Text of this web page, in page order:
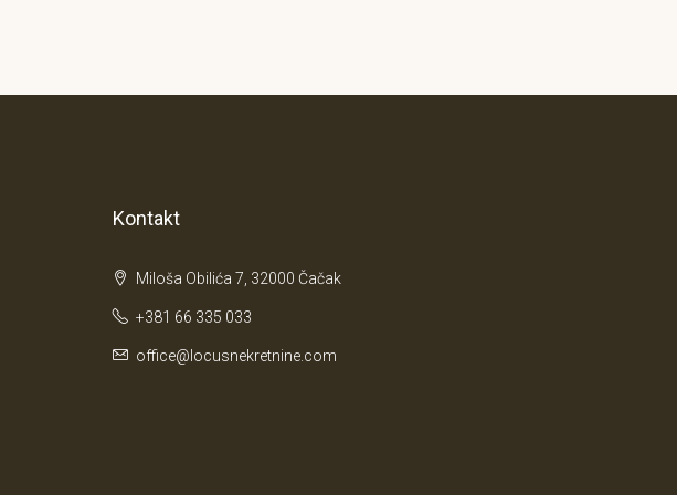
Kontakt
Miloša Obilića 7, 32000 Čačak
+381 66 335 033
office@locusnekretnine.com